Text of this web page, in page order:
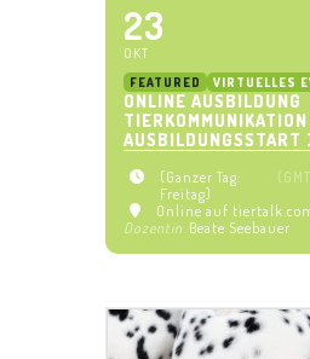
23
OKT
FEATURED VIRTUELLES
ONLINE AUSBILDUNG
AUSBILDUNGSSTART
(Ganzer Tag:
Freitag)
Online auf
Dozentin Beate Seebauer